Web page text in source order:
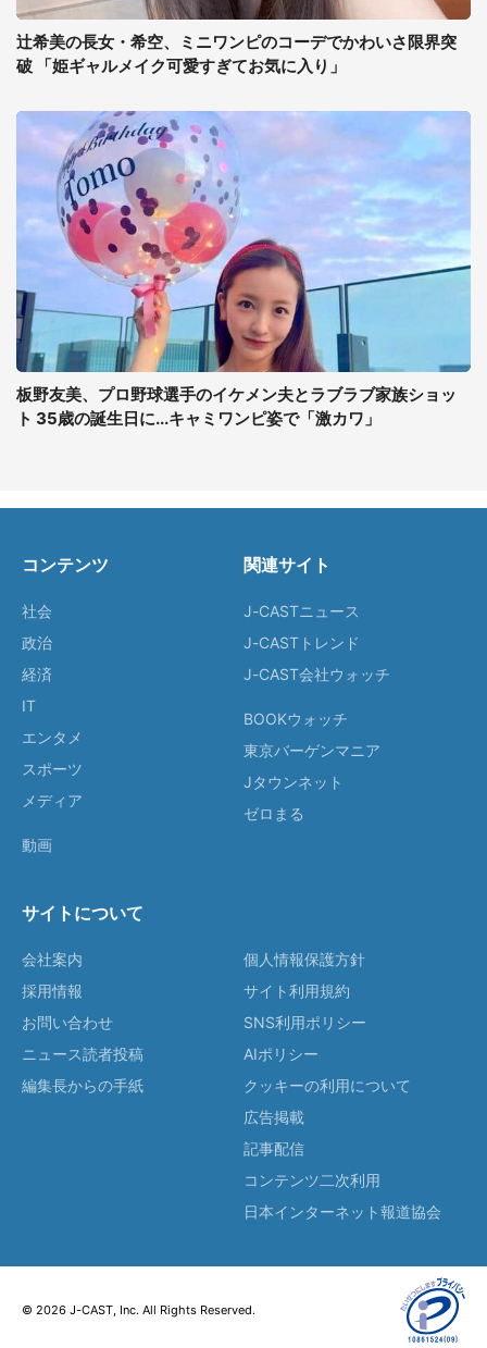
辻希美の長女・希空、ミニワンピのコーデでかわいさ限界突
破 「姫ギャルメイク可愛すぎてお気に入り」
板野友美、プロ野球選手のイケメン夫とラブラブ家族ショッ
ト 35歳の誕生日に...キャミワンピ姿で「激カワ」
コンテンツ
社会
政治
経済
IT
エンタメ
スポーツ
メディア
動画
関連サイト
J-CASTニュース
J-CASTトレンド
J-CAST会社ウォッチ
BOOKウォッチ
東京バーゲンマニア
Jタウンネット
ゼロまる
サイトについて
会社案内
採用情報
お問い合わせ
ニュース読者投稿
編集長からの手紙
個人情報保護方針
サイト利用規約
SNS利用ポリシー
AIポリシー
クッキーの利用について
広告掲載
記事配信
コンテンツ二次利用
日本インターネット報道協会
© 2026 J-CAST, Inc. All Rights Reserved.